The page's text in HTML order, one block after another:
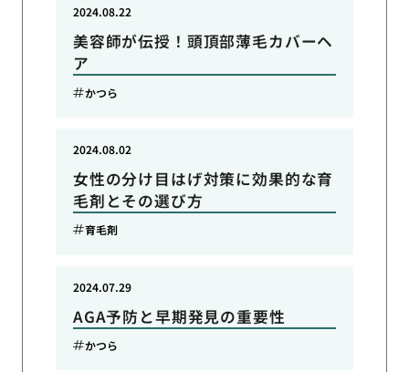
美容師が伝授！頭頂部薄毛カバーヘ
ア
2024.08.22
かつら
女性の分け目はげ対策に効果的な育
毛剤とその選び方
2024.08.02
育毛剤
AGA予防と早期発見の重要性
2024.07.29
かつら